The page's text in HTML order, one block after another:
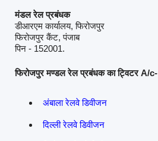
मंडल रेल प्रबंधक
डीआरएम कार्यालय, फिरोजपुर
फिरोजपुर कैंट, पंजाब
पिन - 152001.
फिरोजपुर मण्डल रेल प्रबंधक का ट्विटर A/c-
अंबाला रेलवे डिवीजन
दिल्ली रेलवे डिवीजन